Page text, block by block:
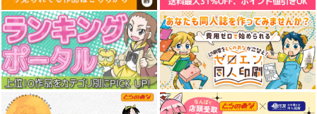
ありふれた職業で世界
最強 10
オーバーラップ
726円（税込）
サンプル
ありふれた職業で世界
最強 12
オーバーラップ
792円（税込）
サンプル
ありふれた職業で世界
最強 零 7
オーバーラップ
682 円（税込）